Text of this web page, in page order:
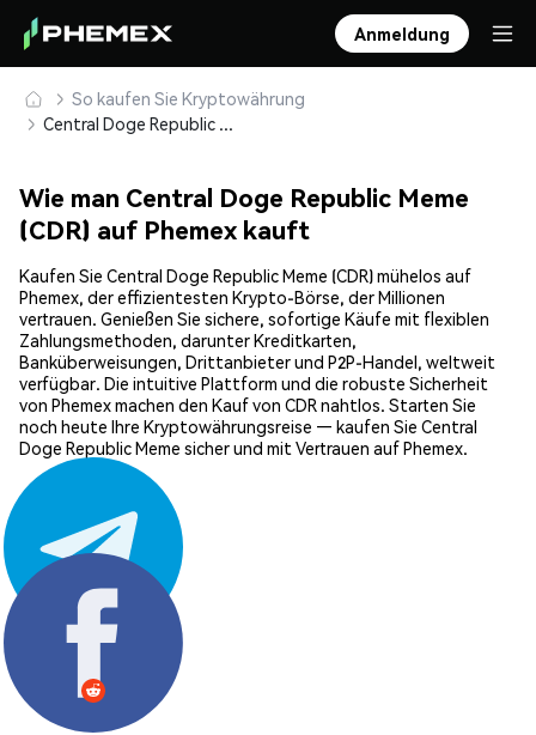
Anmeldung
So kaufen Sie Kryptowährung
Central Doge Republic Meme (CDR) sicher kaufen und speichern
Wie man Central Doge Republic Meme
(CDR) auf Phemex kauft
Kaufen Sie Central Doge Republic Meme (CDR) mühelos auf
Phemex, der effizientesten Krypto-Börse, der Millionen
vertrauen. Genießen Sie sichere, sofortige Käufe mit flexiblen
Zahlungsmethoden, darunter Kreditkarten,
Banküberweisungen, Drittanbieter und P2P-Handel, weltweit
verfügbar. Die intuitive Plattform und die robuste Sicherheit
von Phemex machen den Kauf von CDR nahtlos. Starten Sie
noch heute Ihre Kryptowährungsreise — kaufen Sie Central
Doge Republic Meme sicher und mit Vertrauen auf Phemex.
Teilen: